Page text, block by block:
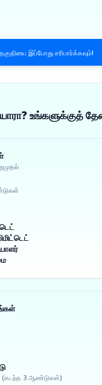
தகுதியை இப்போது சரிபார்க்கவும்!
உங்களுக்குத்
3 ஆண்டுகள்)